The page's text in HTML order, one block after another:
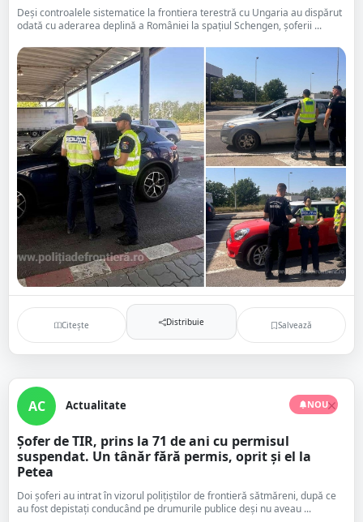
Deși controalele sistematice la frontiera terestră cu Ungaria au dispărut
odată cu aderarea deplină a României la spațiul Schengen, șoferii ...
Citește Distribuie Salvează
NOU
AC Actualitate
Șofer de TIR, prins la 71 de ani cu permisul
suspendat. Un tânăr fără permis, oprit și el la
Petea
Doi șoferi au intrat în vizorul polițiștilor de frontieră sătmăreni, după ce
au fost depistați conducând pe drumurile publice deși nu aveau ...